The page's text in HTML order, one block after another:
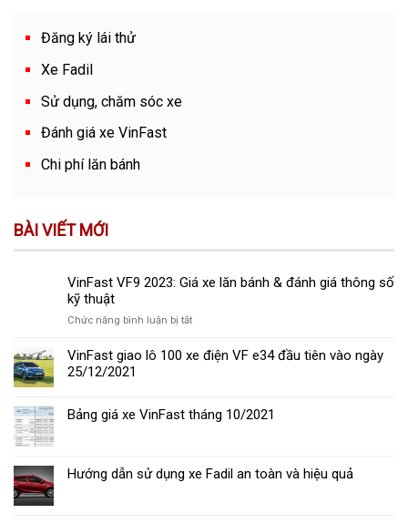
Đăng ký lái thử
Xe Fadil
Sử dụng, chăm sóc xe
Đánh giá xe VinFast
Chi phí lăn bánh
BÀI VIẾT MỚI
VinFast VF9 2023: Giá xe lăn bánh & đánh giá thông số
kỹ thuật
Chức năng bình luận bị tắtở
VF9
lăn
giá
VinFast giao lô 100 xe điện VF e34 đầu tiên vào ngày
25/12/2021
Bảng giá xe VinFast tháng 10/2021
Hướng dẫn sử dụng xe Fadil an toàn và hiệu quả